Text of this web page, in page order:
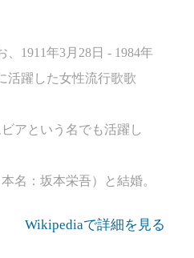
1911年3月28日 - 1984年
活躍した女性流行歌歌
アという名でも活躍し
名：坂本栄吾）と結婚。
Wikipediaで詳細を見る